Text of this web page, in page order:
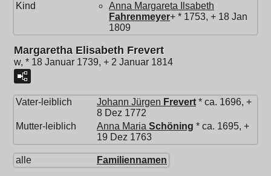
Kind
Anna Margareta Ilsabeth
Fahrenmeyer+ * 1753, + 18 Jan
1809
Margaretha Elisabeth Frevert
w, * 18 Januar 1739, + 2 Januar 1814
Vater-leiblich Johann Jürgen Frevert * ca. 1696, +
8 Dez 1772
Mutter-leiblich
Anna Maria Schöning * ca. 1695, +
19 Dez 1763
alle Familiennamen